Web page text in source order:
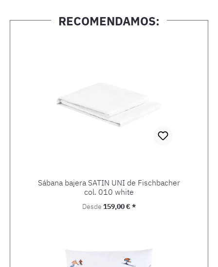
RECOMENDAMOS:
Sábana bajera SATIN UNI de Fischbacher
col. 010 white
Precio normal:
Desde 159,00 € *